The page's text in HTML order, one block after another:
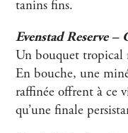
tanins fins.
Evenstad Reserve
Un bouquet tropical
En bouche, une
raffinée offrent à ce
qu’une finale